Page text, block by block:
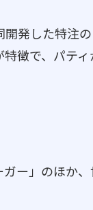
発した特注
徴で、パテ
ー」のほか